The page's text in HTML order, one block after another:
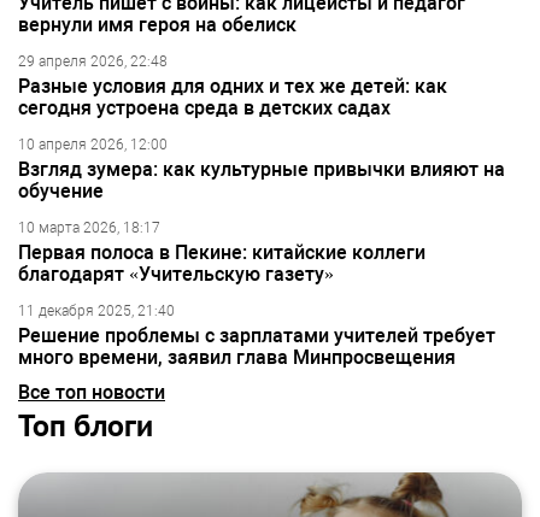
вернули имя героя на обелиск
29 апреля 2026, 22:48
Разные условия для одних и тех же детей: как
сегодня устроена среда в детских садах
10 апреля 2026, 12:00
Взгляд зумера: как культурные привычки влияют на
обучение
10 марта 2026, 18:17
Первая полоса в Пекине: китайские коллеги
благодарят «Учительскую газету»
11 декабря 2025, 21:40
Решение проблемы с зарплатами учителей требует
много времени, заявил глава Минпросвещения
Все топ новости
Топ блоги